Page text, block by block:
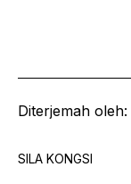
Diterjemah oleh:
SILA KONGSI